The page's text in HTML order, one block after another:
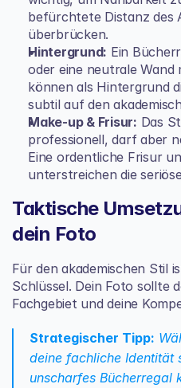
befürchtete Distanz des
überbrücken.
Hintergrund: Ein
oder eine neutrale
können als Hintergrund
subtil auf den
Make-up & Frisur: Das
professionell, darf aber
Eine ordentliche Frisur
unterstreichen die
Taktische
dein Foto
Für den akademischen Stil
Schlüssel. Dein Foto sollte
Fachgebiet und deine
Strategischer Tipp:
deine fachliche Identität
unscharfes Bücherregal